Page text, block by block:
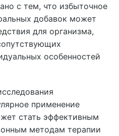
с тем, что избыточное
добавок может
для организма,
особенностей
применение
стать эффективным
методам терапии